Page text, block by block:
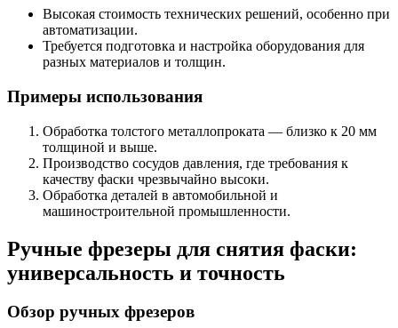
Высокая стоимость технических решений, особенно при
автоматизации.
Требуется подготовка и настройка оборудования для
разных материалов и толщин.
Примеры использования
Обработка толстого металлопроката — близко к 20 мм
толщиной и выше.
Производство сосудов давления, где требования к
качеству фаски чрезвычайно высоки.
Обработка деталей в автомобильной и
машиностроительной промышленности.
Ручные фрезеры для снятия фаски:
универсальность и точность
Обзор ручных фрезеров